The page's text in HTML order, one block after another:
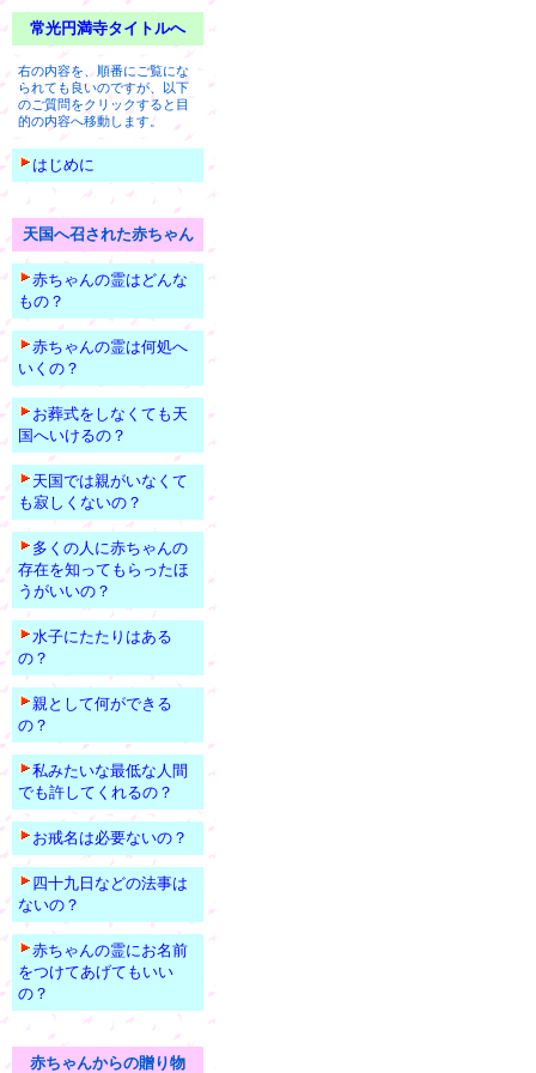
常光円満寺タイトルへ
右の内容を、順番にご覧にな
られても良いのですが、以下
のご質問をクリックすると目
的の内容へ移動します。
はじめに
天国へ召された赤ちゃん
赤ちゃんの霊はどんな
もの？
赤ちゃんの霊は何処へ
いくの？
お葬式をしなくても天
国へいけるの？
天国では親がいなくて
も寂しくないの？
多くの人に赤ちゃんの
存在を知ってもらったほ
うがいいの？
水子にたたりはある
の？
親として何ができる
の？
私みたいな最低な人間
でも許してくれるの？
お戒名は必要ないの？
四十九日などの法事は
ないの？
赤ちゃんの霊にお名前
をつけてあげてもいい
の？
赤ちゃんからの贈り物